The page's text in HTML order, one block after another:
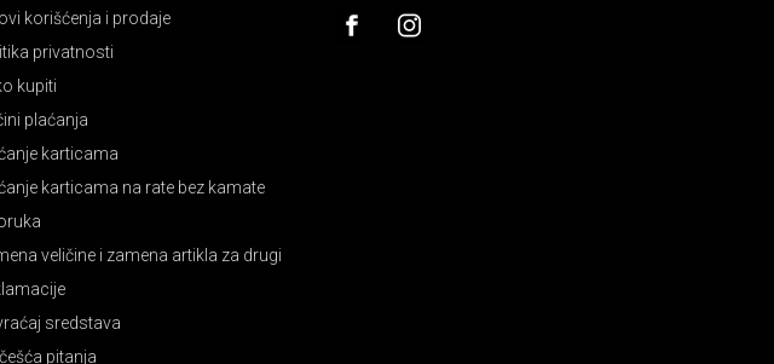
korišćenja i prodaje
privatnosti
kupiti
plaćanja
karticama
karticama na rate bez kamate
veličine i zamena artikla za drugi
sredstava
pitanja